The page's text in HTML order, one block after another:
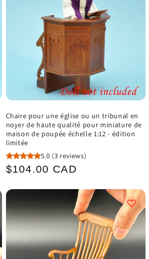
Chaire pour une église ou un tribunal en
noyer de haute qualité pour miniature de
maison de poupée échelle 1:12 - édition
limitée
5.0 (3 reviews)
Prix
$104.00 CAD